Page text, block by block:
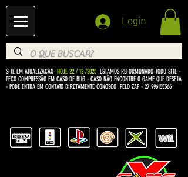
Login
SITE EM ATUALIZAÇÃO HOJE 22 / 12 /2025 ESTAMOS REFORMUNADO TODO SITE -
PEÇO COMPRESSÃO EM CASO DE BUG - CASO NÃO ENCONTRE O GAME QUE DESEJA
- PODE ENTRA EM CONTATO DIRETAMENTE CONOSCO PELO ZAP - 27 996155366